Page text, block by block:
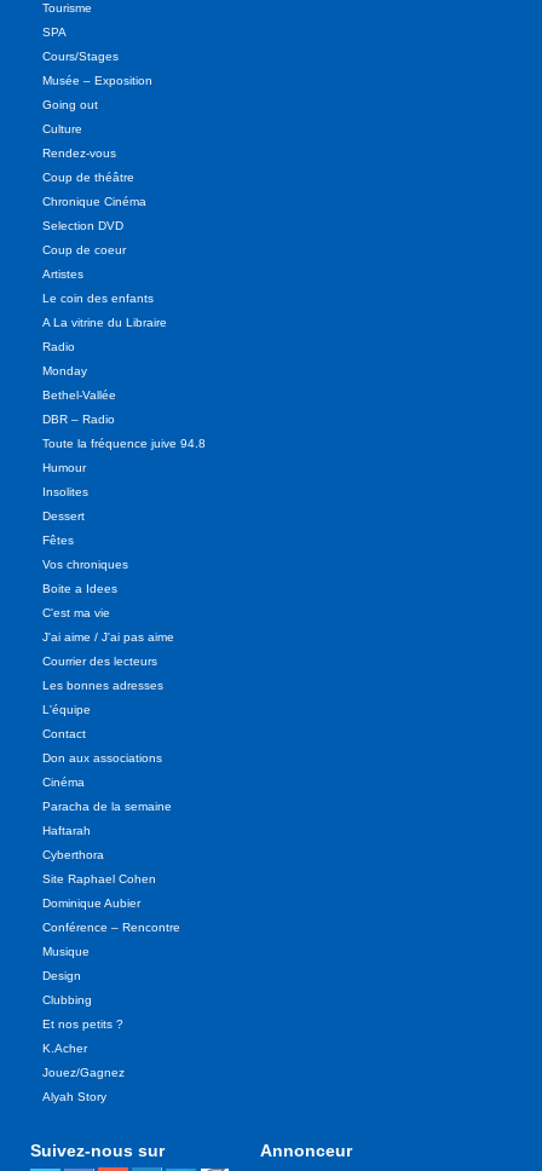
Tourisme
SPA
Cours/Stages
Musée – Exposition
Going out
Culture
Rendez-vous
Coup de théâtre
Chronique Cinéma
Selection DVD
Coup de coeur
Artistes
Le coin des enfants
A La vitrine du Libraire
Radio
Monday
Bethel-Vallée
DBR – Radio
Toute la fréquence juive 94.8
Humour
Insolites
Dessert
Fêtes
Vos chroniques
Boite a Idees
C'est ma vie
J'ai aime / J'ai pas aime
Courrier des lecteurs
Les bonnes adresses
L'équipe
Contact
Don aux associations
Cinéma
Paracha de la semaine
Haftarah
Cyberthora
Site Raphael Cohen
Dominique Aubier
Conférence – Rencontre
Musique
Design
Clubbing
Et nos petits ?
K.Acher
Jouez/Gagnez
Alyah Story
Suivez-nous sur Annonceur